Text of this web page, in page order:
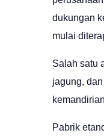
dukungan
mulai
Salah satu
jagung,
Pabrik